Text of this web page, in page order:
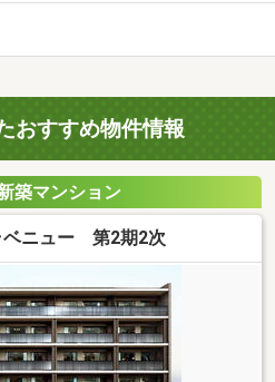
おすすめ物件情報
築マンション
ベニュー 第2期2次